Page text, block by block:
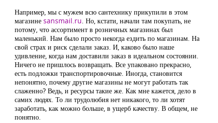
Например, мы с мужем всю сантехнику прикупили в этом
магазине sansmail.ru. Но, кстати, начали там покупать, не
потому, что ассортимент в розничных магазинах был
маленький. Нам было просто некогда ездить по магазинам. На
свой страх и риск сделали заказ. И, каково было наше
удивление, когда нам доставили заказ в идеальном состоянии.
Ничего не пришлось возвращать. Все упаковано прекрасно,
есть подложки транспортировочные. Иногда, становится
непонятно, почему другие магазины не могут работать так
слаженно? Ведь, и ресурсы такие же. Как мне кажется, дело в
самих людях. То ли трудолюбия нет никакого, то ли хотят
заработать, как можно больше, в ущерб качеству. В общем, не
понятно.